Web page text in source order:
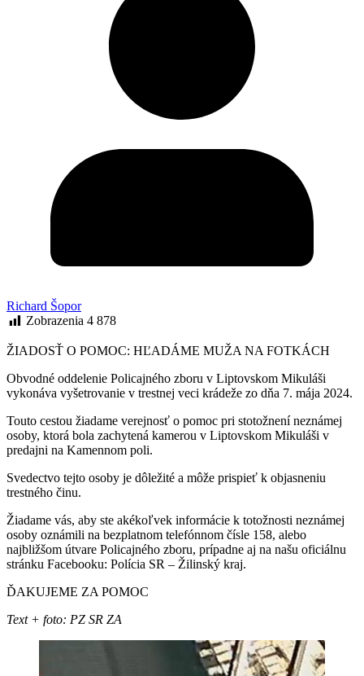
Richard Šopor
Zobrazenia 4 878
ŽIADOSŤ O POMOC: HĽADÁME MUŽA NA FOTKÁCH
Obvodné oddelenie Policajného zboru v Liptovskom Mikuláši
vykonáva vyšetrovanie v trestnej veci krádeže zo dňa 7. mája 2024.
Touto cestou žiadame verejnosť o pomoc pri stotožnení neznámej
osoby, ktorá bola zachytená kamerou v Liptovskom Mikuláši v
predajni na Kamennom poli.
Svedectvo tejto osoby je dôležité a môže prispieť k objasneniu
trestného činu.
Žiadame vás, aby ste akékoľvek informácie k totožnosti neznámej
osoby oznámili na bezplatnom telefónnom čísle 158, alebo
najbližšom útvare Policajného zboru, prípadne aj na našu oficiálnu
stránku Facebooku: Polícia SR – Žilinský kraj.
ĎAKUJEME ZA POMOC
Text + foto: PZ SR ZA